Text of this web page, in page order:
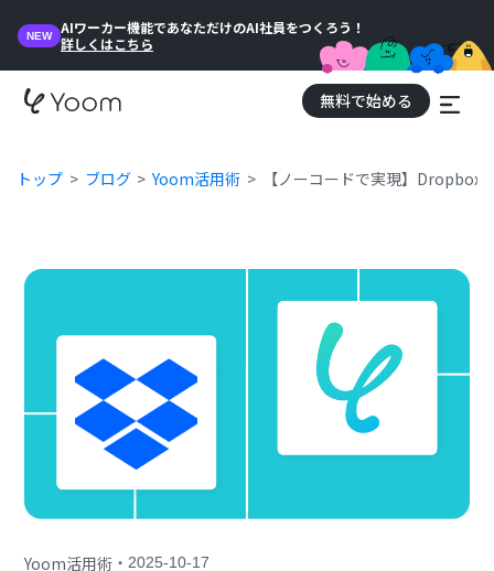
NEW
AIワーカー機能であなただけのAI社員をつくろう！
詳しくはこちら
無料で始める
トップ ブログ Yoom活用術 【ノーコードで実現】Dropbox
Yoom活用術 ・2025-10-17